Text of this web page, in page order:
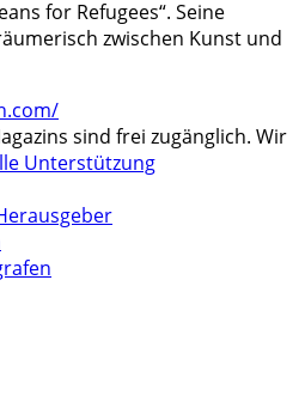
for Refugees“. Seine
zwischen Kunst und
sind frei zugänglich. Wir
Unterstützung